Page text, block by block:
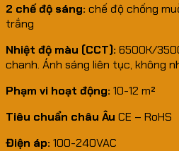
2 chế độ sáng: chế độ chống
trắng
Nhiệt độ màu (CCT): 6500K/
chanh. Ánh sáng liên tục, không
Phạm vi hoạt động: 10-12 m²
Tiêu chuẩn châu Âu CE – RoHS
Điện áp: 100-240VAC